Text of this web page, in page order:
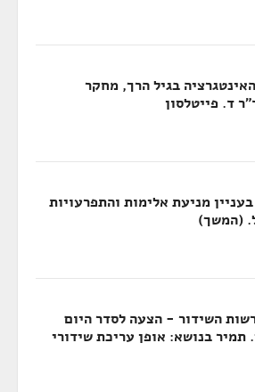
בגיל הרך, מחקר
ד. פייטלסון
מניעת אלימות והתפרעויות
(המשך)
השידור - הצעה לסדר היום
בנושא: אופן עריכת שידורי